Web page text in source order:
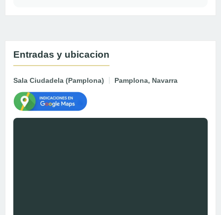
Entradas y ubicacion
Sala Ciudadela (Pamplona) Pamplona, Navarra